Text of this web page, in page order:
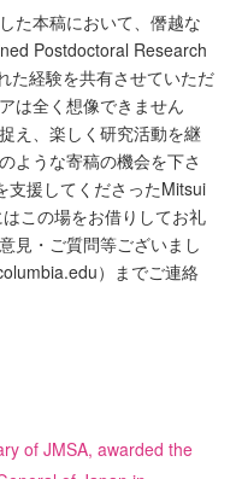
た本稿において、僭越な
Postdoctoral Research
た経験を共有させていただ
は全く想像できません
え、楽しく研究活動を継
ような寄稿の機会を下さ
支援してくださったMitsui
この場をお借りしてお礼
見・ご質問等ございまし
）までご連絡
of JMSA, awarded the